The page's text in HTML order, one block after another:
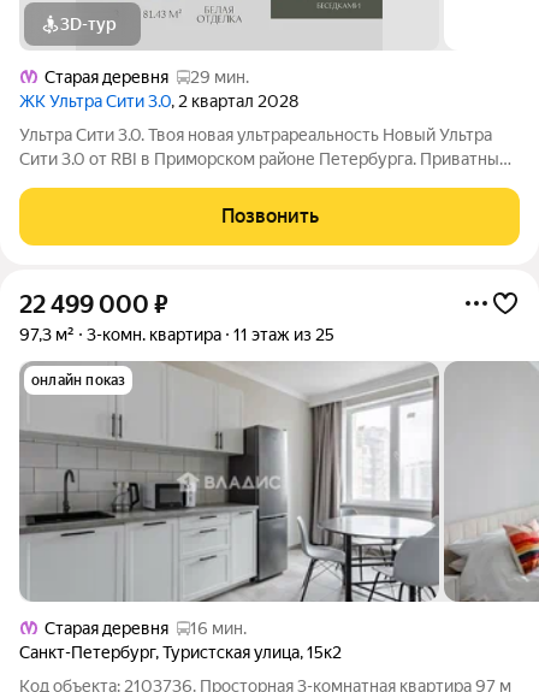
3D-тур
Старая деревня
29 мин.
ЖК Ультра Сити 3.0, 2 квартал 2028
Ультра Сити 3.0. Твоя новая ультрареальность Новый Ультра
Сити 3.0 от RBI в Приморском районе Петербурга. Приватный
беседками среди цветущих яблонь и груш, современные
уличные тренажёры и
Позвонить
22 499 000 ₽
97,3 м² 3-комн. квартира 11 этаж из 25
онлайн показ
Старая деревня
16 мин.
Санкт-Петербург,Туристская улица,15к2
Код объекта: 2103736. Просторная 3-комнатная квартира 97 м